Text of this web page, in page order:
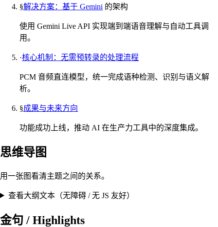
§解决方案：基于 Gemini 的架构
使用 Gemini Live API 实现端到端语音理解与自动工具调
用。
·核心机制：无需预转录的处理流程
PCM 音频直连模型，统一完成语种检测、识别与语义解
析。
§成果与未来方向
功能成功上线，推动 AI 在生产力工具中的深度集成。
思维导图
用一张图看清主题之间的关系。
查看大纲文本（无障碍 / 无 JS 友好）
金句 / Highlights